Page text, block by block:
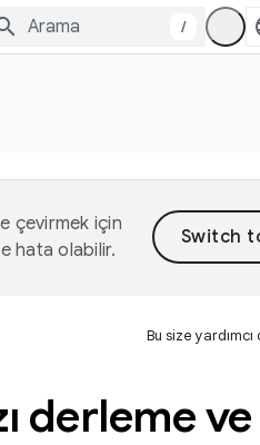
/
çevirmek için
hata olabilir.
Bu size yardımcı
derleme